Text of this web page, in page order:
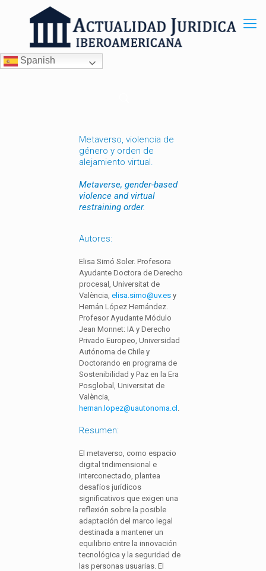
Spanish
Metaverso, violencia de
género y orden de
alejamiento virtual.
Metaverse, gender-based
violence and virtual
restraining order.
Autores:
Elisa Simó Soler. Profesora
Ayudante Doctora de Derecho
procesal, Universitat de
València, elisa.simo@uv.es y
Hernán López Hernández.
Profesor Ayudante Módulo
Jean Monnet: IA y Derecho
Privado Europeo, Universidad
Autónoma de Chile y
Doctorando en programa de
Sostenibilidad y Paz en la Era
Posglobal, Universitat de
València,
hernan.lopez@uautonoma.cl
Resumen:
El metaverso, como espacio
digital tridimensional e
interconectado, plantea
desafíos jurídicos
significativos que exigen una
reflexión sobre la posible
adaptación del marco legal
destinada a mantener un
equilibrio entre la innovación
tecnológica y la seguridad de
las personas usuarias. El